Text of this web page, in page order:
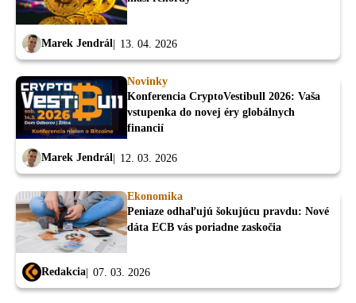
Marek Jendrál 13. 04. 2026
Novinky
Konferencia CryptoVestibull 2026: Vaša
vstupenka do novej éry globálnych
financií
Marek Jendrál 12. 03. 2026
Ekonomika
Peniaze odhaľujú šokujúcu pravdu: Nové
dáta ECB vás poriadne zaskočia
Redakcia 07. 03. 2026